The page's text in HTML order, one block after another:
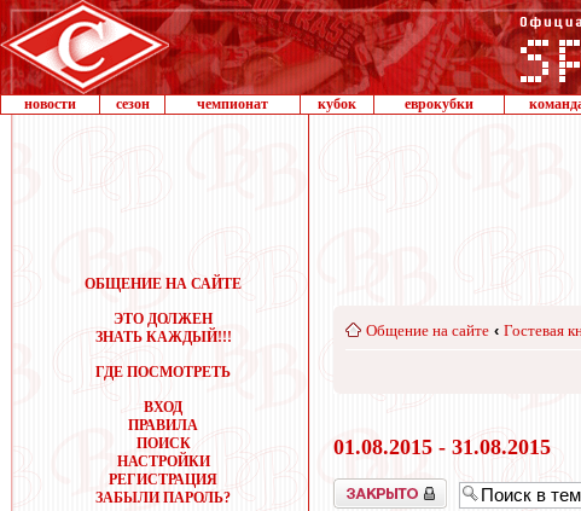
новости сезон чемпионат кубок еврокубки
ОБЩЕНИЕ НА САЙТЕ
ЭТО ДОЛЖЕН
ЗНАТЬ КАЖДЫЙ!!!
ГДЕ ПОСМОТРЕТЬ
ВХОД
ПРАВИЛА
ПОИСК
НАСТРОЙКИ
РЕГИСТРАЦИЯ
ЗАБЫЛИ ПАРОЛЬ?
Общение на сайте ‹ Гостевая
01.08.2015 - 31.08.2015
Закрыто